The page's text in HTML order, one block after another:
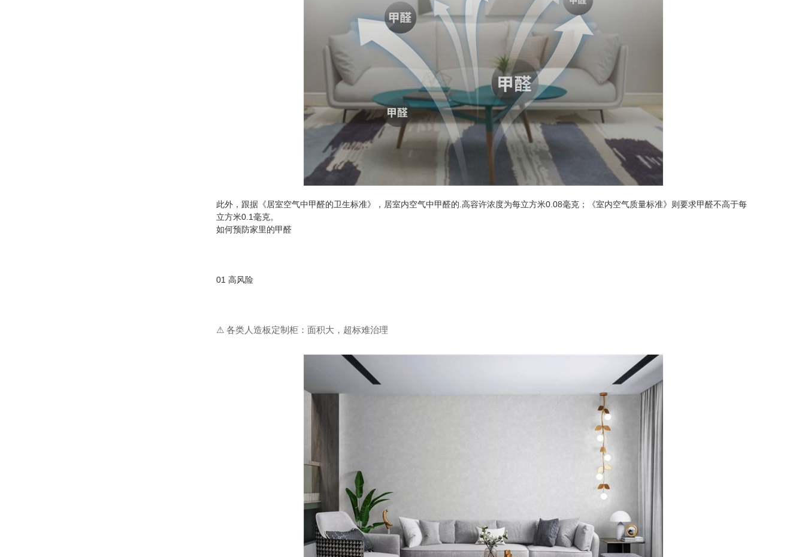
此外，跟据《居室空气中甲醛的卫生标准》，居室内空气中甲醛的.高容许浓度为每立方米0.08毫克；《室内空气质量标准》则要求甲醛不高于每
立方米0.1毫克。
如何预防家里的甲醛
01 高风险
⚠ 各类人造板定制柜：面积大，超标难治理